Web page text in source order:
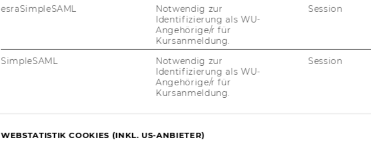
behavior, job satisfaction and motivation, care
for the elderly, care for the disabled and
christian.gruenhaus@wu.ac.at
+43 1 31336 5888
esraSimpleSAML
Notwendig zur
Identifizierung als WU-
Angehörige/r für
Kursanmeldung.
Session
SimpleSAML
Notwendig zur
Identifizierung als WU-
Angehörige/r für
Kursanmeldung.
Session
WEBSTATISTIK COOKIES (INKL. US-ANBIETER)